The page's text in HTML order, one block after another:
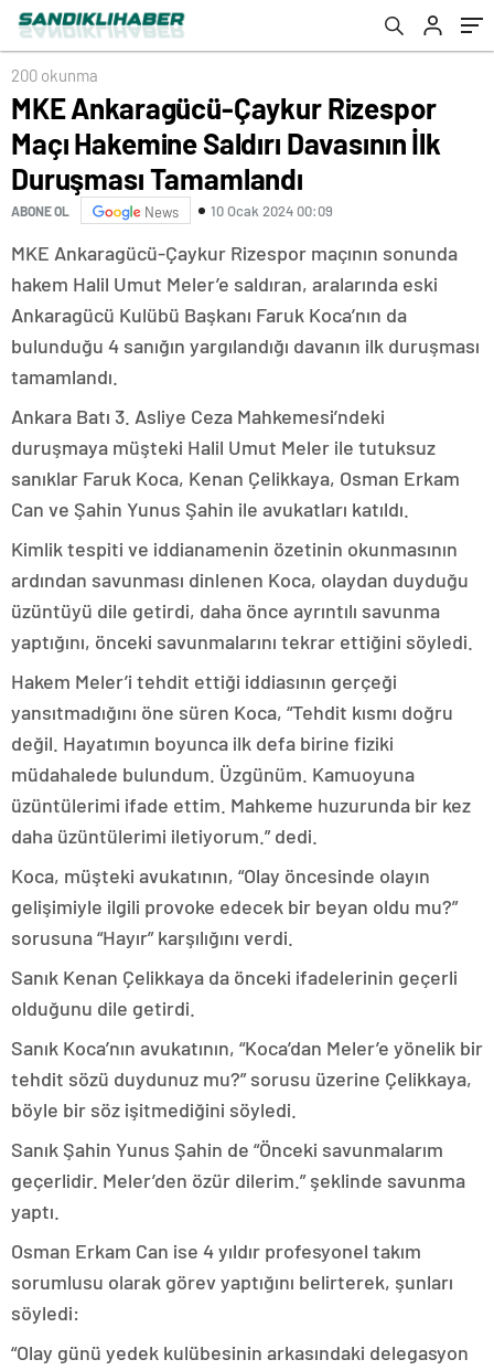
Tamamlandı
200 okunma
MKE Ankaragücü-Çaykur Rizespor
Maçı Hakemine Saldırı Davasının İlk
Duruşması Tamamlandı
ABONE OL News 10 Ocak 2024 00:09
MKE Ankaragücü-Çaykur Rizespor maçının sonunda
hakem Halil Umut Meler’e saldıran, aralarında eski
Ankaragücü Kulübü Başkanı Faruk Koca’nın da
bulunduğu 4 sanığın yargılandığı davanın ilk duruşması
tamamlandı.
Ankara Batı 3. Asliye Ceza Mahkemesi’ndeki
duruşmaya müşteki Halil Umut Meler ile tutuksuz
sanıklar Faruk Koca, Kenan Çelikkaya, Osman Erkam
Can ve Şahin Yunus Şahin ile avukatları katıldı.
Kimlik tespiti ve iddianamenin özetinin okunmasının
ardından savunması dinlenen Koca, olaydan duyduğu
üzüntüyü dile getirdi, daha önce ayrıntılı savunma
yaptığını, önceki savunmalarını tekrar ettiğini söyledi.
Hakem Meler’i tehdit ettiği iddiasının gerçeği
yansıtmadığını öne süren Koca, “Tehdit kısmı doğru
değil. Hayatımın boyunca ilk defa birine fiziki
müdahalede bulundum. Üzgünüm. Kamuoyuna
üzüntülerimi ifade ettim. Mahkeme huzurunda bir kez
daha üzüntülerimi iletiyorum.” dedi.
Koca, müşteki avukatının, “Olay öncesinde olayın
gelişimiyle ilgili provoke edecek bir beyan oldu mu?”
sorusuna “Hayır” karşılığını verdi.
Sanık Kenan Çelikkaya da önceki ifadelerinin geçerli
olduğunu dile getirdi.
Sanık Koca’nın avukatının, “Koca’dan Meler’e yönelik bir
tehdit sözü duydunuz mu?” sorusu üzerine Çelikkaya,
böyle bir söz işitmediğini söyledi.
Sanık Şahin Yunus Şahin de “Önceki savunmalarım
geçerlidir. Meler’den özür dilerim.” şeklinde savunma
yaptı.
Osman Erkam Can ise 4 yıldır profesyonel takım
sorumlusu olarak görev yaptığını belirterek, şunları
söyledi:
“Olay günü yedek kulübesinin arkasındaki delegasyon